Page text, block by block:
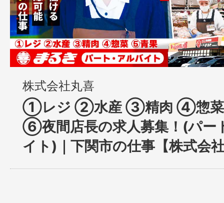
株式会社丸喜
①レジ ②水産 ③精肉 ④惣
⑥夜間店長の求人募集！(パー
イト)｜下関市の仕事【株式会